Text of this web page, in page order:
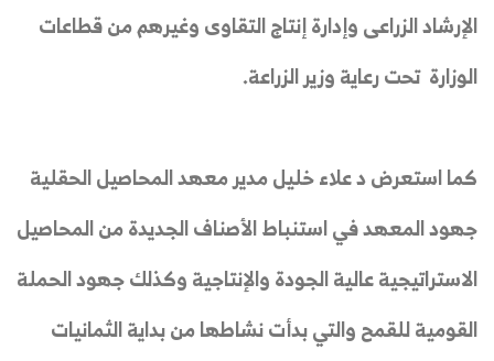
الإرشاد الزراعى وإدارة إنتاج التقاوى وغيرهم من قطاعات
الوزارة تحت رعاية وزير الزراعة.
كما استعرض د علاء خليل مدير معهد المحاصيل الحقلية
جهود المعهد في استنباط الأصناف الجديدة من المحاصيل
الاستراتيجية عالية الجودة والإنتاجية وكذلك جهود الحملة
القومية للقمح والتي بدأت نشاطها من بداية الثمانيات